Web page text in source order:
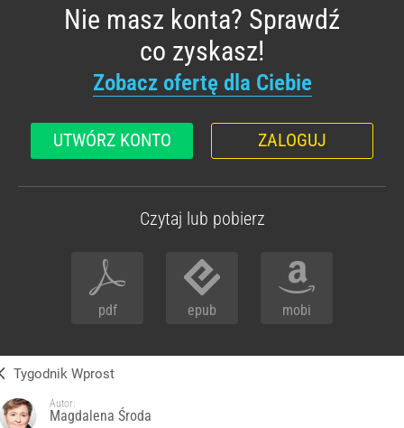
Nie masz konta? Sprawdź
co zyskasz!
Zobacz ofertę dla Ciebie
UTWÓRZ KONTO ZALOGUJ
Czytaj lub pobierz
pdf epub mobi
Tygodnik Wprost
Autor:
Magdalena Środa